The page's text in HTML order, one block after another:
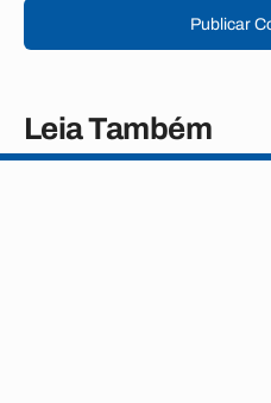
Publicar
Leia Também